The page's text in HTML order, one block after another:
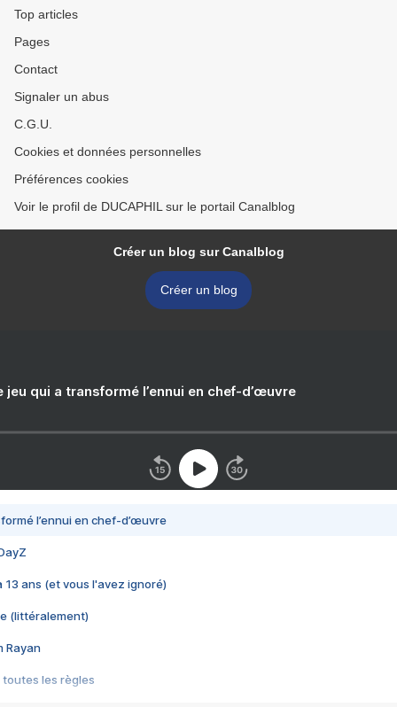
Top articles
Pages
Contact
Signaler un abus
C.G.U.
Cookies et données personnelles
Préférences cookies
Voir le profil de DUCAPHIL sur le portail Canalblog
Créer un blog sur Canalblog
Créer un blog
jeu qui a transformé l’ennui en chef-d’œuvre
l’ennui en chef-d’œuvre
13 ans (et vous l'avez ignoré)
(littéralement)
Rayan
toutes les règles